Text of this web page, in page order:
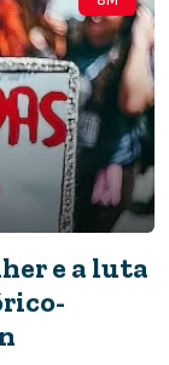
e a luta